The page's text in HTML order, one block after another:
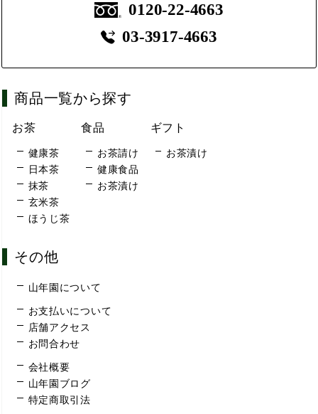
0120-22-4663
03-3917-4663
商品一覧から探す
お茶
健康茶
日本茶
抹茶
玄米茶
ほうじ茶
食品
お茶請け
健康食品
お茶漬け
ギフト
お茶漬け
その他
山年園について
お支払いについて
店舗アクセス
お問合わせ
会社概要
山年園ブログ
特定商取引法